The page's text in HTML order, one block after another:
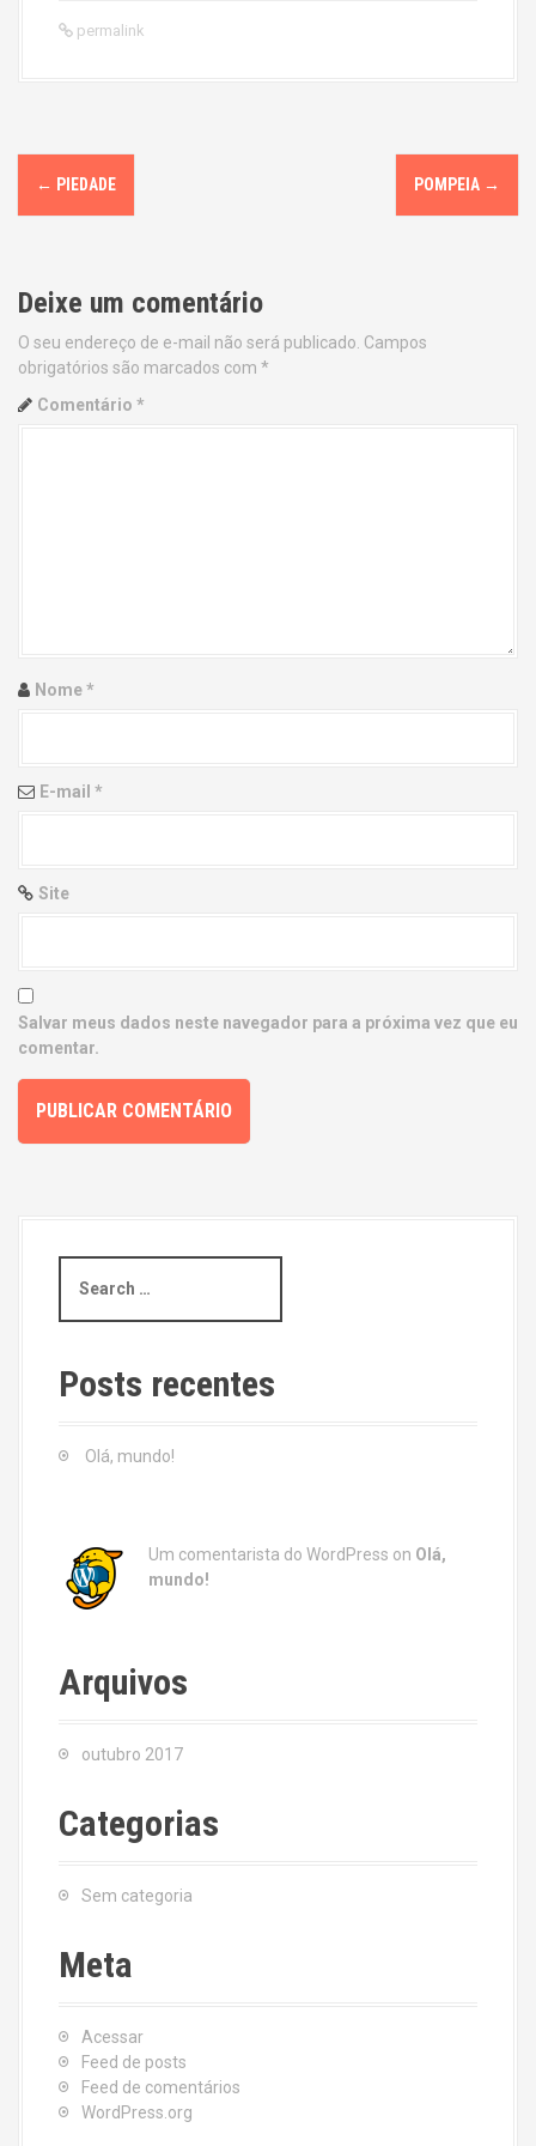
permalink
P
o
t
n
a
i
n
← PIEDADE POMPEIA →
Deixe um comentário
O seu endereço de e-mail não será publicado. Campos
obrigatórios são marcados com *
Comentário *
Nome*
E-mail *
Site
Salvar meus dados neste navegador para a próxima vez que eu
comentar.
a
c
h
Posts recentes
Olá, mundo!
Um comentarista do WordPress on Olá,
mundo!
Arquivos
outubro 2017
Categorias
Sem categoria
Meta
Acessar
Feed de posts
Feed de comentários
WordPress.org